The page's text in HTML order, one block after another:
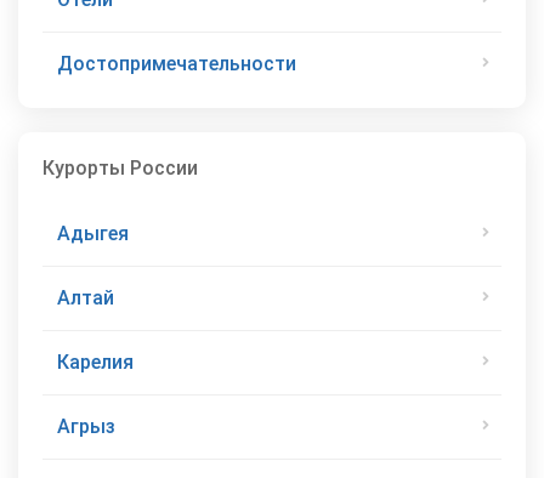
Достопримечательности
Курорты России
Адыгея
Алтай
Карелия
Агрыз